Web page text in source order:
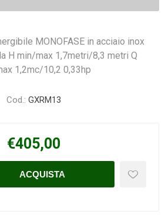
MONOFASE in acciaio inox
H min/max 1,7metri/8,3 metri Q
1,2mc/10,2 0,33hp
Cod.: GXRM13
€405,00